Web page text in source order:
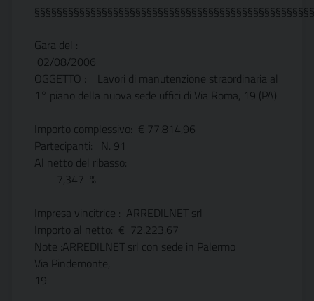
Gara del :
02/08/2006
OGGETTO : Lavori di manutenzione straordinaria al
1° piano della nuova sede uffici di Via Roma, 19 (PA)
Importo complessivo: € 77.814,96
Partecipanti: N. 91
Al netto del ribasso:
7,347 %
Impresa vincitrice : ARREDILNET srl
Importo al netto: € 72.223,67
Note :ARREDILNET srl con sede in Palermo
Via Pindemonte,
19